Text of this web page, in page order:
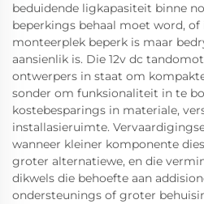
beduidende ligkapasiteit binne
beperkings behaal moet word,
monteerplek beperk is maar
aansienlik is. Die 12v dc
ontwerpers in staat om
sonder om funksionaliteit in te
kostebesparings in materiale,
installasieruimte.
wanneer kleiner komponente
groter alternatiewe, en die
dikwels die behoefte aan
ondersteunings of groter